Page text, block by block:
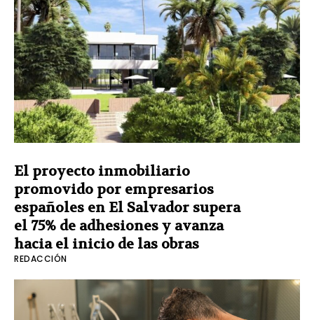
El proyecto inmobiliario
promovido por empresarios
españoles en El Salvador supera
el 75% de adhesiones y avanza
hacia el inicio de las obras
REDACCIÓN